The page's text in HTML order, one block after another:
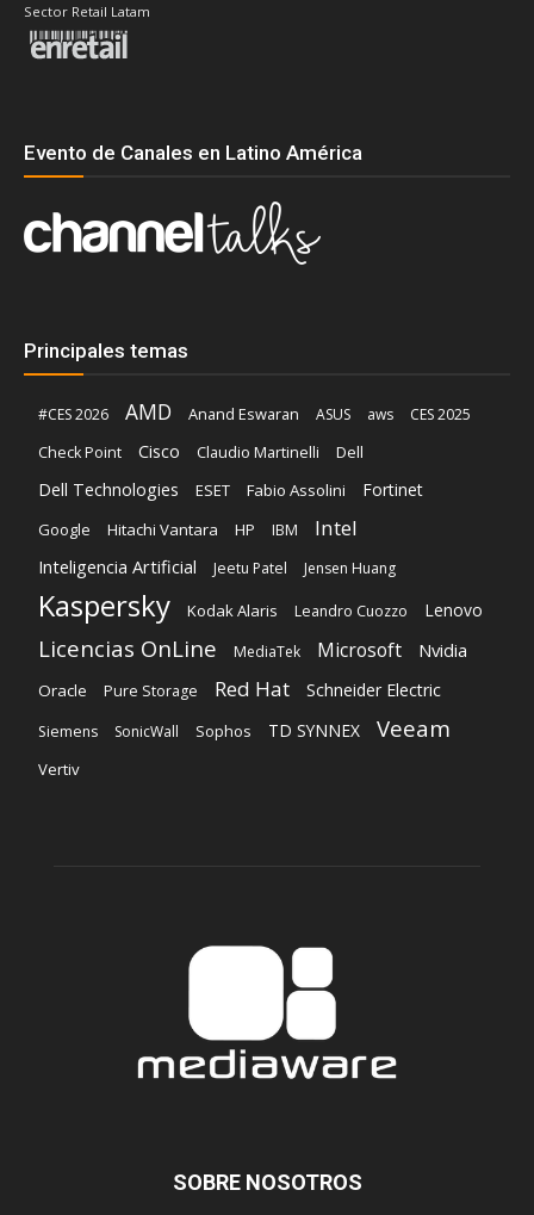
Sector Retail Latam
Evento de Canales en Latino América
Principales temas
#CES 2026 AMD Anand Eswaran ASUS aws
CES 2025
Check Point
Cisco Claudio Martinelli Dell
Dell Technologies ESET Fabio Assolini Fortinet
Google Hitachi Vantara HP IBM Intel
Inteligencia Artificial Jeetu Patel Jensen Huang
Kaspersky Kodak Alaris Leandro Cuozzo Lenovo
Licencias OnLine MediaTek Microsoft Nvidia
Oracle Pure Storage Red Hat Schneider Electric
Siemens SonicWall Sophos TD SYNNEX Veeam
Vertiv
SOBRE NOSOTROS